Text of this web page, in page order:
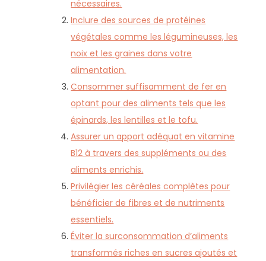
nécessaires.
Inclure des sources de protéines
végétales comme les légumineuses, les
noix et les graines dans votre
alimentation.
Consommer suffisamment de fer en
optant pour des aliments tels que les
épinards, les lentilles et le tofu.
Assurer un apport adéquat en vitamine
B12 à travers des suppléments ou des
aliments enrichis.
Privilégier les céréales complètes pour
bénéficier de fibres et de nutriments
essentiels.
Éviter la surconsommation d’aliments
transformés riches en sucres ajoutés et